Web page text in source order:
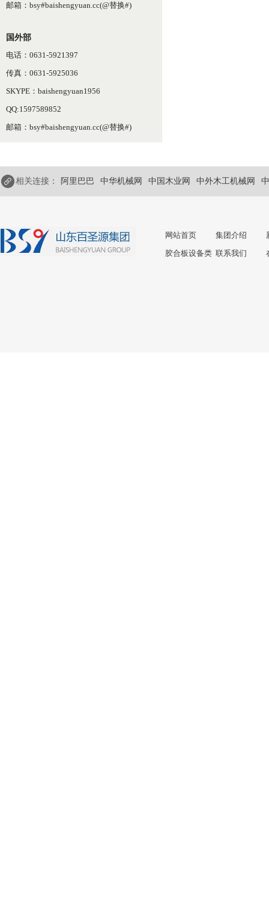
邮箱：bsy#baishengyuan.cc(@替换#)
国外部
电话：0631-5921397
传真：0631-5925036
SKYPE：baishengyuan1956
QQ:1597589852
邮箱：bsy#baishengyuan.cc(@替换#)
相关连接： 阿里巴巴 中华机械网 中国木业网 中外木工机械网
网站首页 集团介绍
胶合板设备类 联系我们